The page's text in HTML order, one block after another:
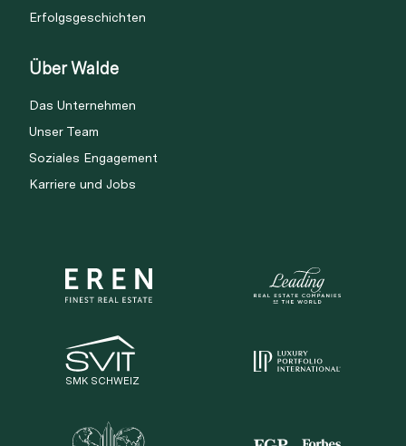
Erfolgsgeschichten
Über Walde
Das Unternehmen
Unser Team
Soziales Engagement
Karriere und Jobs
SMK SCHWEIZ